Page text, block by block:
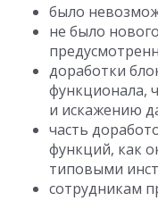
было
не было
доработки
функционала,
и искажению
часть
функций, как
типовыми
сотрудникам